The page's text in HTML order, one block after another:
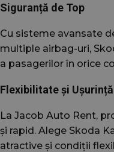
Siguranță de Top
Cu sisteme avansate
multiple airbag-uri,
a pasagerilor în orice
Flexibilitate și
La Jacob Auto Rent,
și rapid. Alege Skoda
atractive și condiții